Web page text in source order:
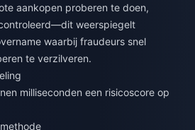
aankopen proberen te doen,
weerspiegelt
waarbij fraudeurs snel
te verzilveren.
milliseconden een risicoscore op